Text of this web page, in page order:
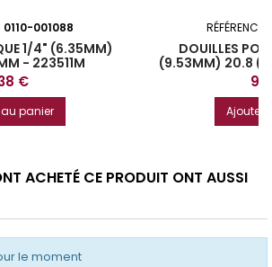
0110-001088
1/4" (6.35MM)
- 223511M
€
panier
RÉFÉRENCE:
DOUILLES
(9.53MM) 20.8
Prix
Ajouter
ACHETÉ CE PRODUIT ONT AUSSI
le moment